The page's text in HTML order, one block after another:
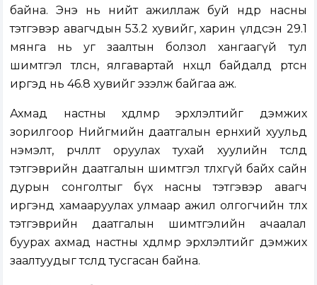
байна. Энэ нь нийт ажиллаж буй өндөр насны
тэтгэвэр авагчдын 53.2 хувийг, харин үлдсэн 29.1
мянга нь уг заалтын болзол хангаагүй тул
шимтгэл төлсөн, ялгавартай нөхцөл байдалд өртсөн
иргэд нь 46.8 хувийг эзэлж байгаа аж.
Ахмад настны хөдөлмөр эрхлэлтийг дэмжих
зорилгоор Нийгмийн даатгалын ерөнхий хуульд
нэмэлт, өөрчлөлт оруулах тухай хуулийн төсөлд
тэтгэврийн даатгалын шимтгэл төлөхгүй байх сайн
дурын сонголтыг бүх насны тэтгэвэр авагч
иргэнд хамааруулах улмаар ажил олгогчийн төлөх
тэтгэврийн даатгалын шимтгэлийн ачаалал
буурах ахмад настны хөдөлмөр эрхлэлтийг дэмжих
заалтуудыг төсөлд тусгасан байна.